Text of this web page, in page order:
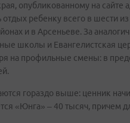
опубликованному на сайте
ребенку всего в шести
и в Арсеньеве. За
школы и Евангелистская
на профильные смены: в
гораздо выше: ценник
«Юнга» – 40 тысяч, причем